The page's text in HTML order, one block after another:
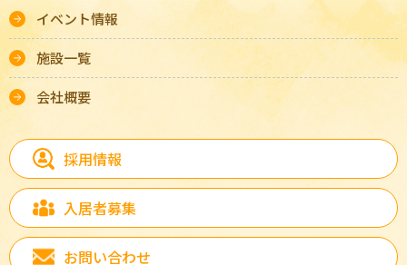
イベント情報
施設一覧
会社概要
採用情報
入居者募集
お問い合わせ